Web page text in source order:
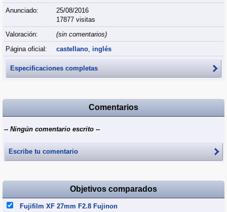
Anunciado:
25/08/2016
17877 visitas
Valoración:
(sin comentarios)
Página oficial:
castellano, inglés
Especificaciones completas
Comentarios
-- Ningún comentario escrito --
Escribe tu comentario
Objetivos comparados
Fujifilm XF 27mm F2.8 Fujinon